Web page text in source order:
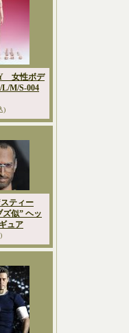
女性ボデ
M/S-004
)
ティー
ズ似” ヘッ
ュア